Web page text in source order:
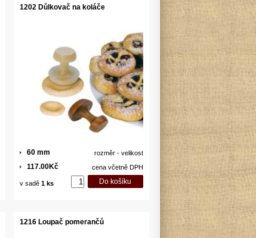
1202 Důlkovač na koláče
rozměr - velikost
60 mm
cena včetně DPH
117.00Kč
v sadě 1 ks
1216 Loupač pomerančů